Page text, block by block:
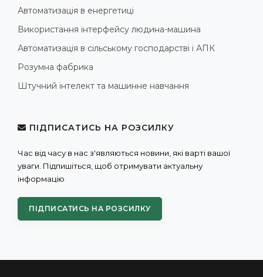
Автоматизація в енергетиці
Використання інтерфейсу людина-машина
Автоматизація в сільському господарстві і АПК
Розумна фабрика
Штучний інтелект та машинне навчання
ПІДПИСАТИСЬ НА РОЗСИЛКУ
Час від часу в нас з'являються новини, які варті вашої
уваги. Підпишіться, щоб отримувати актуальну
інформацію
ПІДПИСАТИСЬ НА РОЗСИЛКУ